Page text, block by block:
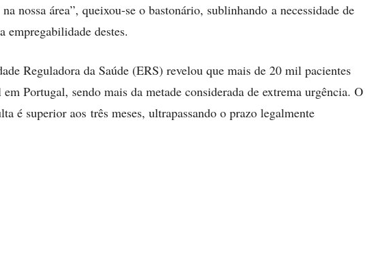
nossa área”, queixou-se o bastonário, sublinhando a necessidade de
empregabilidade destes.
Reguladora da Saúde (ERS) revelou que mais de 20 mil pacientes
Portugal, sendo mais da metade considerada de extrema urgência. O
é superior aos três meses, ultrapassando o prazo legalmente